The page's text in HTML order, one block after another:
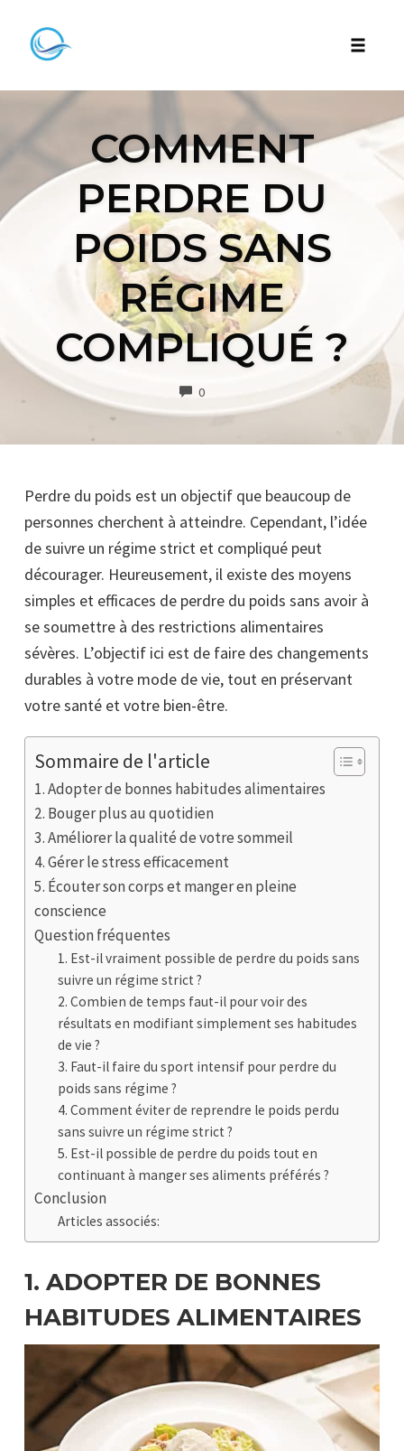
content
COMMENT
PERDRE DU
POIDS SANS
RÉGIME
COMPLIQUÉ ?
0COMMENTS
Perdre du poids est un objectif que beaucoup de
personnes cherchent à atteindre. Cependant, l’idée
de suivre un régime strict et compliqué peut
décourager. Heureusement, il existe des moyens
simples et efficaces de perdre du poids sans avoir à
se soumettre à des restrictions alimentaires
sévères. L’objectif ici est de faire des changements
durables à votre mode de vie, tout en préservant
votre santé et votre bien-être.
Sommaire de l'article
1. Adopter de bonnes habitudes alimentaires
2. Bouger plus au quotidien
3. Améliorer la qualité de votre sommeil
4. Gérer le stress efficacement
5. Écouter son corps et manger en pleine
conscience
Question fréquentes
1. Est-il vraiment possible de perdre du poids sans
suivre un régime strict ?
2. Combien de temps faut-il pour voir des
résultats en modifiant simplement ses habitudes
de vie ?
3. Faut-il faire du sport intensif pour perdre du
poids sans régime ?
4. Comment éviter de reprendre le poids perdu
sans suivre un régime strict ?
5. Est-il possible de perdre du poids tout en
continuant à manger ses aliments préférés ?
Conclusion
Articles associés:
1. ADOPTER DE BONNES
HABITUDES ALIMENTAIRES